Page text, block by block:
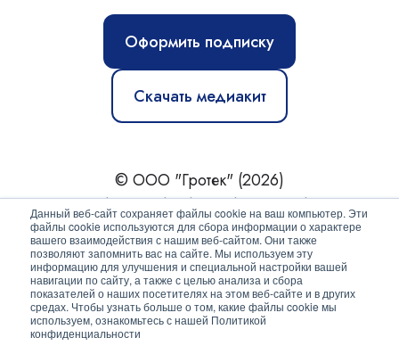
Данный веб-сайт сохраняет файлы cookie на ваш компьютер. Эти
файлы cookie используются для сбора информации о характере
вашего взаимодействия с нашим веб-сайтом. Они также
позволяют запомнить вас на сайте. Мы используем эту
информацию для улучшения и специальной настройки вашей
навигации по сайту, а также с целью анализа и сбора
показателей о наших посетителях на этом веб-сайте и в других
средах. Чтобы узнать больше о том, какие файлы cookie мы
используем, ознакомьтесь с нашей Политикой
конфиденциальности
Оформить подписку
Скачать медиакит
© ООО "Гротек" (2026)
Новости|Статьи|Обзоры|Журнал|О нас
Политика конфиденциальности
Согласие на обработку персональных данных